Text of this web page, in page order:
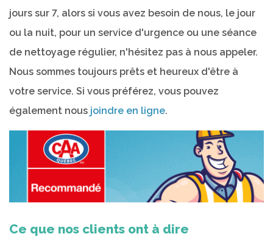
jours sur 7, alors si vous avez besoin de nous, le jour
ou la nuit, pour un service d'urgence ou une séance
de nettoyage régulier, n'hésitez pas à nous appeler.
Nous sommes toujours prêts et heureux d'être à
votre service. Si vous préférez, vous pouvez
également nous joindre en ligne.
Ce que nos clients ont à dire